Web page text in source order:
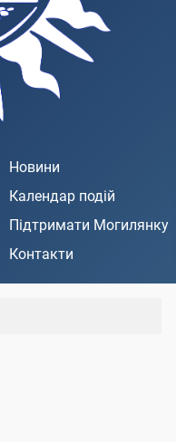
Новини
Календар подій
Підтримати Могилянку
Контакти